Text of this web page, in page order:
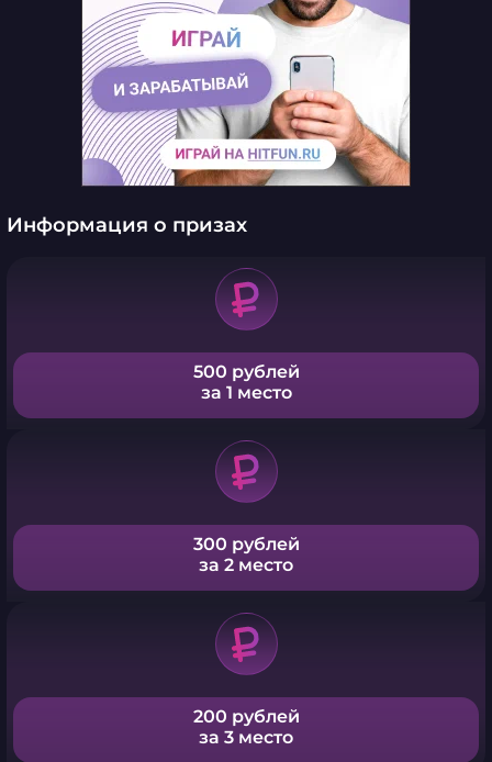
Информация о призах
500 рублей
за 1 место
300 рублей
за 2 место
200 рублей
за 3 место